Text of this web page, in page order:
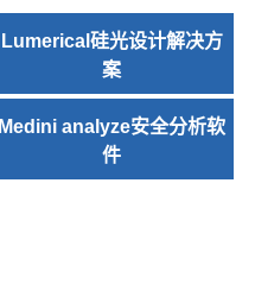
Lumerical硅光设计解决方
案
Medini analyze安全分析软
件